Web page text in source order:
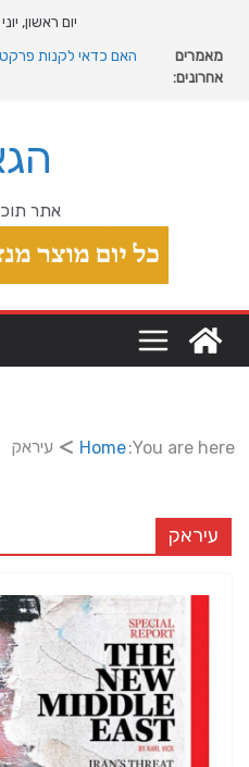
content
יום ראשון, יוני 28, 2026
מאמרים
אחרונים:
מה רוצה דונאלד טראמפ
המדריך המלא להתקנת
אתר
You are here:
Home עיראק
עיראק